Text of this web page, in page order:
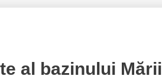
al bazinului Mării